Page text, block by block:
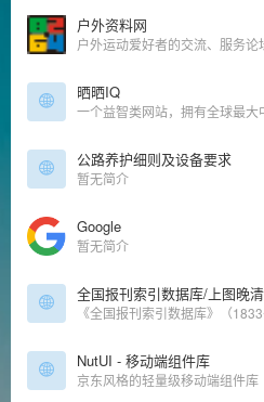
户外资料网
户外运动爱好者的交流、服务论
晒晒IQ
一个益智类网站，拥有全球最大
公路养护细则及设备要求
暂无简介
Google
暂无简介
全国报刊索引数据库/上图晚
NutUI - 移动端组件库
京东风格的轻量级移动端组件库